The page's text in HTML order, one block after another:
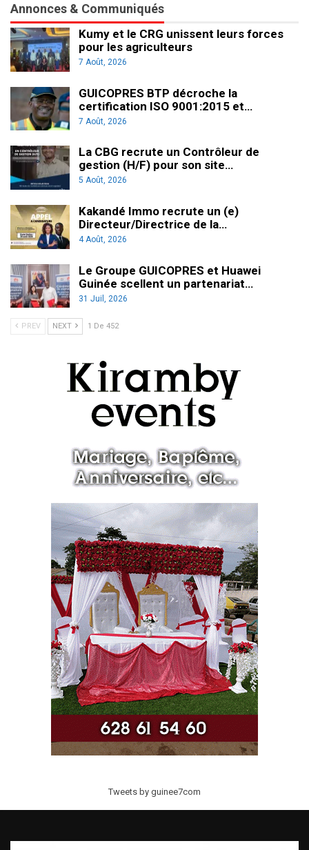
Annonces & Communiqués
Kumy et le CRG unissent leurs forces
pour les agriculteurs
7 Août, 2026
GUICOPRES BTP décroche la
certification ISO 9001:2015 et…
7 Août, 2026
La CBG recrute un Contrôleur de
gestion (H/F) pour son site…
5 Août, 2026
Kakandé Immo recrute un (e)
Directeur/Directrice de la…
4 Août, 2026
Le Groupe GUICOPRES et Huawei
Guinée scellent un partenariat…
31 Juil, 2026
PREV NEXT 1 De 452
Tweets by guinee7com